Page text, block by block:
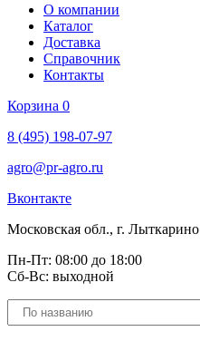
О компании
Каталог
Доставка
Справочник
Контакты
Корзина 0
8 (495) 198-07-97
agro@pr-agro.ru
Вконтакте
Московская обл., г. Лыткарино
Пн-Пт: 08:00 до 18:00
Сб-Вс: выходной
Поиск
товаров